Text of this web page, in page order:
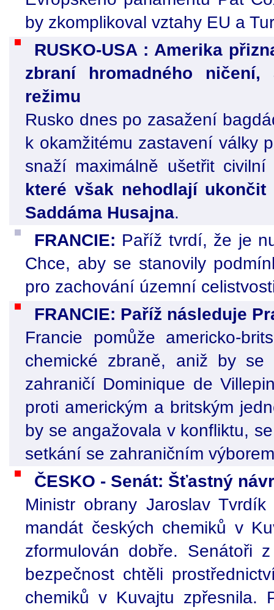
by zkomplikoval vztahy EU a
RUSKO-USA : Amerika
zbraní hromadného
režimu
Rusko dnes po zasažení
k okamžitému zastavení války
snaží maximálně ušetřit
které však nehodlají
Saddáma Husajna.
FRANCIE: Paříž tvrdí, že je
Chce, aby se stanovily
pro zachování územní
FRANCIE: Paříž následuje
Francie pomůže americko-
chemické zbraně, aniž by
zahraničí Dominique de
proti americkým a britským
by se angažovala v konfliktu,
setkání se zahraničním
ČESKO - Senát: Šťastný
Ministr obrany Jaroslav
mandát českých chemiků v
zformulován dobře. Senátoři
bezpečnost chtěli
chemiků v Kuvajtu zpřesnila.